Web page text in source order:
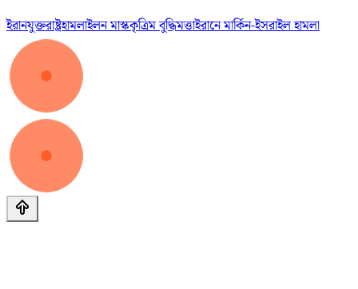
ইরানযুক্তরাষ্ট্রহামলাইলন মাস্ককৃত্রিম বুদ্ধিমত্তাইরানে মার্কিন-ইসরাইল হামলা